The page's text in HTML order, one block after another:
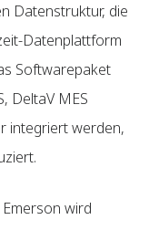
Datenstruktur, die
Datenplattform
Softwarepaket
DeltaV MES
integriert werden,
wird